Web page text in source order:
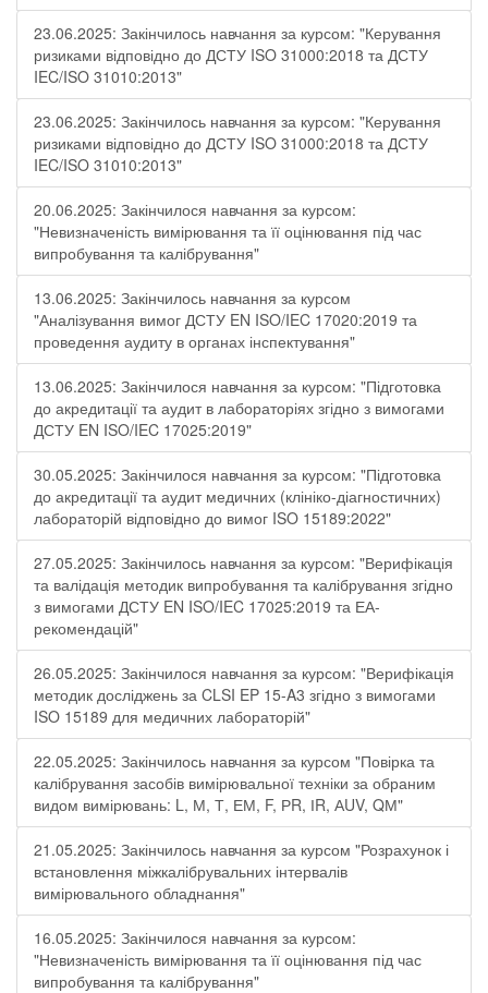
23.06.2025: Закінчилось навчання за курсом: "Керування
ризиками відповідно до ДСТУ ISO 31000:2018 та ДСТУ
IEC/ISO 31010:2013"
23.06.2025: Закінчилось навчання за курсом: "Керування
ризиками відповідно до ДСТУ ISO 31000:2018 та ДСТУ
IEC/ISO 31010:2013"
20.06.2025: Закінчилося навчання за курсом:
"Невизначеність вимірювання та її оцінювання під час
випробування та калібрування"
13.06.2025: Закінчилось навчання за курсом
"Аналізування вимог ДСТУ EN ISO/IEC 17020:2019 та
проведення аудиту в органах інспектування"
13.06.2025: Закінчилося навчання за курсом: "Підготовка
до акредитації та аудит в лабораторіях згідно з вимогами
ДСТУ EN ISO/IEC 17025:2019"
30.05.2025: Закінчилося навчання за курсом: "Підготовка
до акредитації та аудит медичних (клініко-діагностичних)
лабораторій відповідно до вимог ISO 15189:2022"
27.05.2025: Закінчилось навчання за курсом: "Верифікація
та валідація методик випробування та калібрування згідно
з вимогами ДСТУ EN ISO/IEC 17025:2019 та ЕА-
рекомендацій"
26.05.2025: Закінчилося навчання за курсом: "Верифікація
методик досліджень за CLSI EP 15-A3 згідно з вимогами
ISO 15189 для медичних лабораторій"
22.05.2025: Закінчилось навчання за курсом "Повірка та
калібрування засобів вимірювальної техніки за обраним
видом вимірювань: L, М, Т, ЕМ, F, РR, ІR, АUV, QМ"
21.05.2025: Закінчилось навчання за курсом "Розрахунок і
встановлення міжкалібрувальних інтервалів
вимірювального обладнання"
16.05.2025: Закінчилося навчання за курсом:
"Невизначеність вимірювання та її оцінювання під час
випробування та калібрування"